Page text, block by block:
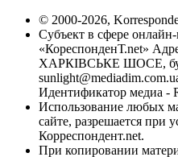
© 2000-2026,
Субъект в сфере
«КореспонденТ.net»
ХАРКІВСЬКЕ ШОСЕ,
Идентификатор медиа -
Использование любых
сайте, разрешается при
Корреспондент.net.
При копировании